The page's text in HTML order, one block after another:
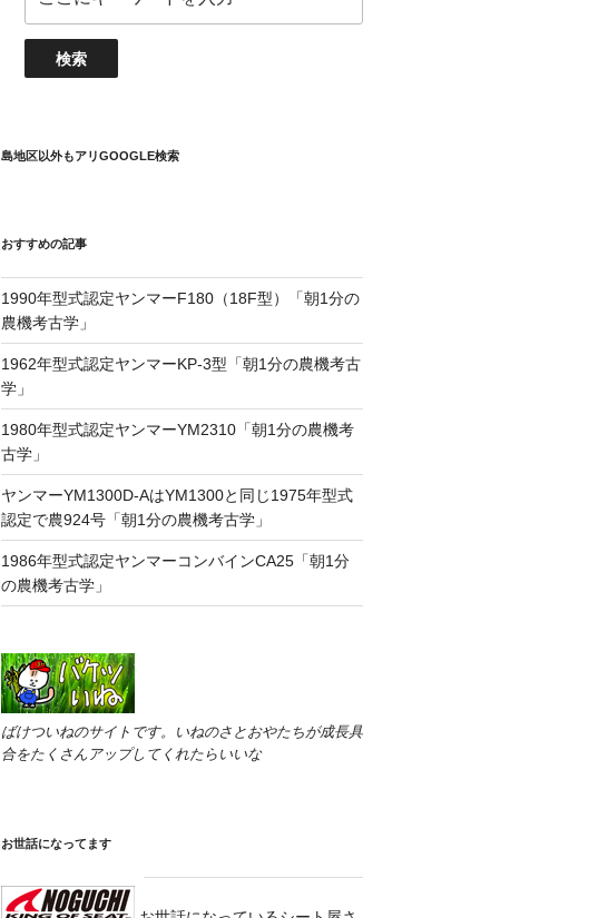
島地区以外もアリGOOGLE検索
おすすめの記事
1990年型式認定ヤンマーF180（18F型）「朝1分の
農機考古学」
1962年型式認定ヤンマーKP-3型「朝1分の農機考古
学」
1980年型式認定ヤンマーYM2310「朝1分の農機考
古学」
ヤンマーYM1300D-AはYM1300と同じ1975年型式
認定で農924号「朝1分の農機考古学」
1986年型式認定ヤンマーコンバインCA25「朝1分
の農機考古学」
ばけついねのサイトです。いねのさとおやたちが成長具
合をたくさんアップしてくれたらいいな
お世話になってます